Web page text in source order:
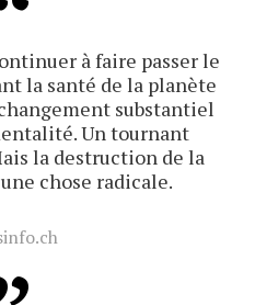
à faire passer le
la santé de la planète
substantiel
Un tournant
la destruction de la
chose radicale.